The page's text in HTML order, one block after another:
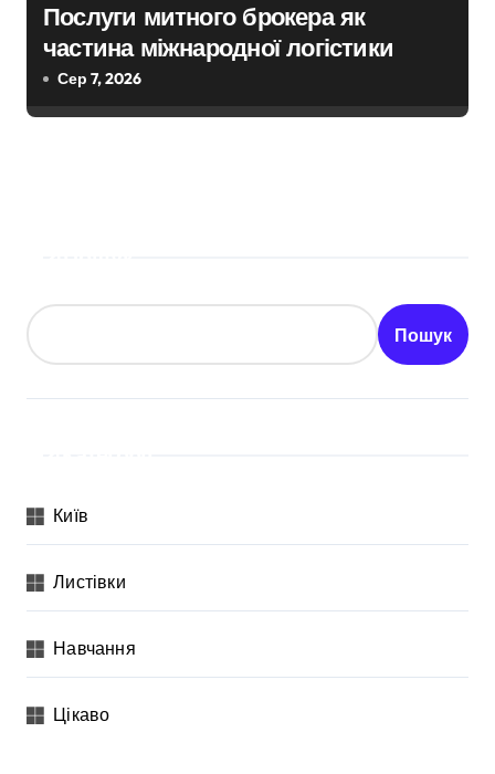
Послуги митного брокера як
частина міжнародної логістики
Сер 7, 2026
Пошук
Київ
Листівки
Навчання
Цікаво